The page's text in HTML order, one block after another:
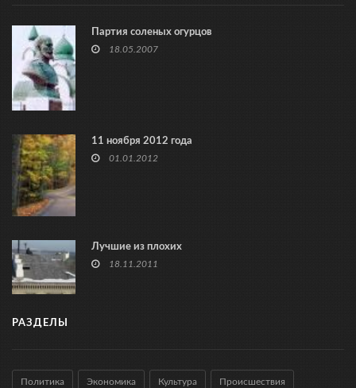
Партия соленых огурцов
18.05.2007
11 ноября 2012 года
01.01.2012
Лучшие из плохих
18.11.2011
РАЗДЕЛЫ
Политика Экономика Культура Происшествия